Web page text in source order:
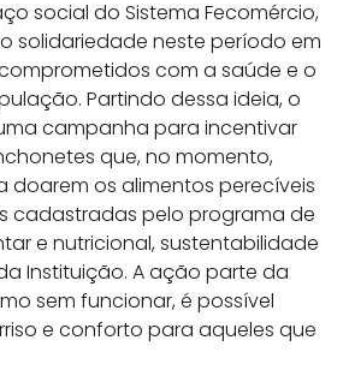
social do Sistema Fecomércio,
solidariedade neste período em
com a saúde e o
Partindo dessa ideia, o
campanha para incentivar
que, no momento,
doarem os alimentos perecíveis
cadastradas pelo programa de
e nutricional, sustentabilidade
Instituição. A ação parte da
sem funcionar, é possível
e conforto para aqueles que